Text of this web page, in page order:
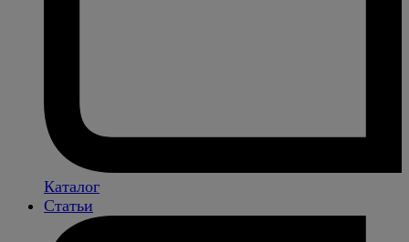
Каталог
Статьи